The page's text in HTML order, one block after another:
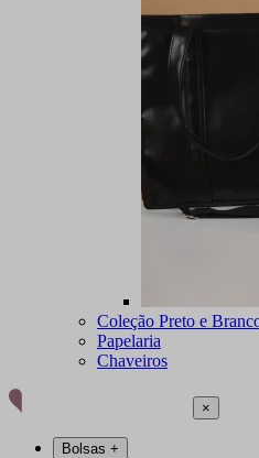
Coleção Preto e
Papelaria
Chaveiros
×
Bolsas +